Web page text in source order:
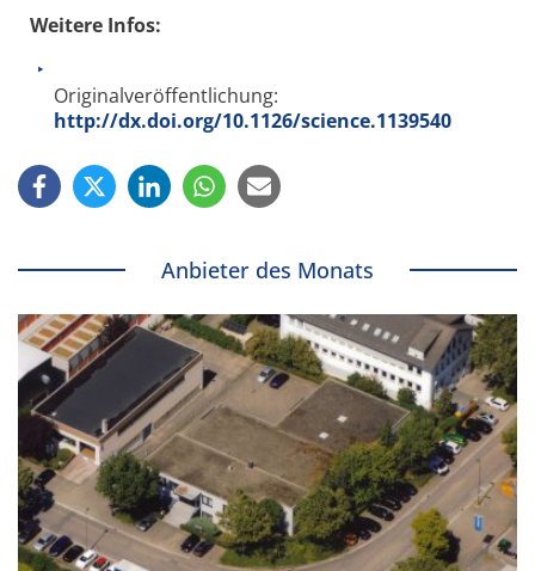
Weitere Infos:
Originalveröffentlichung:
http://dx.doi.org/10.1126/science.1139540
Anbieter des Monats